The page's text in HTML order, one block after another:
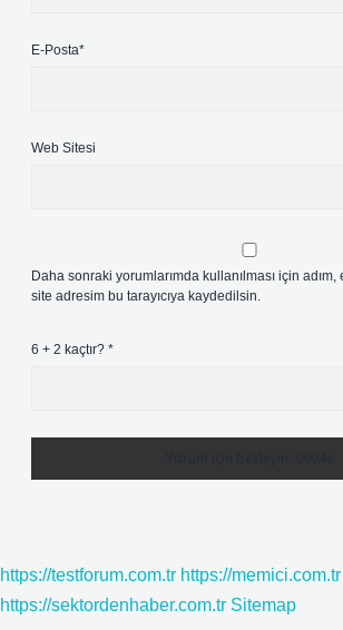
E-Posta*
Web Sitesi
Daha sonraki yorumlarımda kullanılması için
site adresim bu tarayıcıya kaydedilsin.
6 + 2 kaçtır? *
https://testforum.com.tr https://memici.com.tr
https://sektordenhaber.com.tr Sitemap